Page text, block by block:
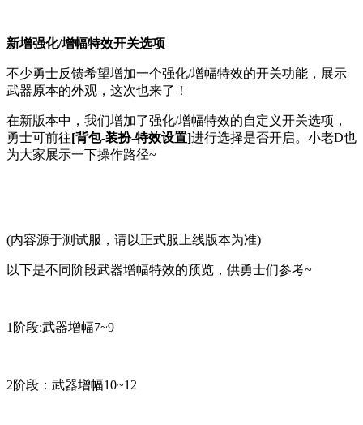
新增强化/增幅特效开关选项
不少勇士反馈希望增加一个强化/增幅特效的开关功能，展示
武器原本的外观，这次也来了！
在新版本中，我们增加了强化/增幅特效的自定义开关选项，
勇士可前往[背包-装扮-特效设置]进行选择是否开启。小老D也
为大家展示一下操作路径~
(内容源于测试服，请以正式服上线版本为准)
以下是不同阶段武器增幅特效的预览，供勇士们参考~
1阶段:武器增幅7~9
2阶段：武器增幅10~12